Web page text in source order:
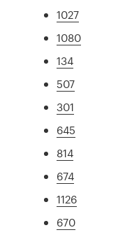
1027
1080
134
507
301
645
814
674
1126
670